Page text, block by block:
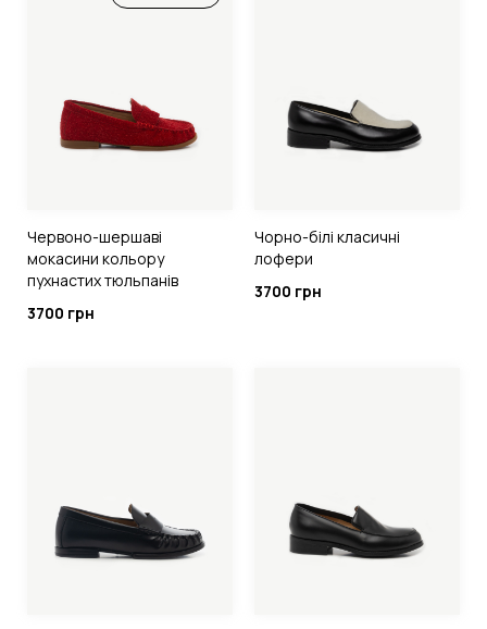
Червоно-шершаві
мокасини кольору
пухнастих тюльпанів
3700 грн
Чорно-білі класичні
лофери
3700 грн